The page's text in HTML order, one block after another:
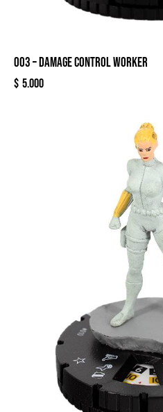
003 – DAMAGE CONTROL WORKER
$ 5.000